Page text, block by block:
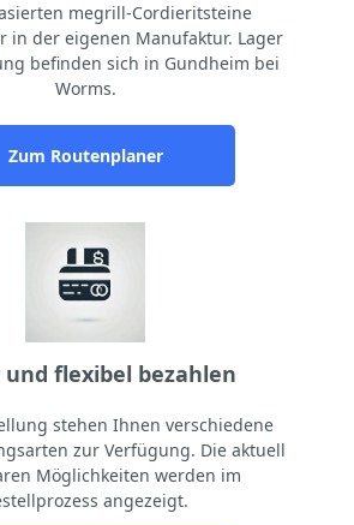
megrill-Cordieritsteine
in der eigenen Manufaktur. Lager
befinden sich in Gundheim bei
Worms.
Zum Routenplaner
und flexibel bezahlen
stehen Ihnen verschiedene
zur Verfügung. Die aktuell
Möglichkeiten werden im
angezeigt.